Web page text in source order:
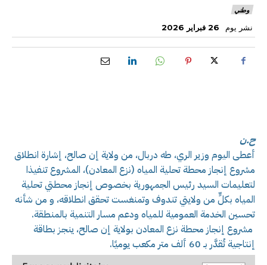
وطني
نشر يوم 26 فبراير 2026
ح.ن
أعطى اليوم وزير الري، طه دربال، من ولاية إن صالح، إشارة انطلاق
مشروع إنجاز محطة تحلية المياه (نزع المعادن)، المشروع تنفيذا
لتعليمات السيد رئيس الجمهورية بخصوص إنجاز محطتي تحلية
المياه بكلٍّ من ولايتي تندوف وتمنغست تحقق انطلاقه، و من شأنه
تحسين الخدمة العمومية للمياه ودعم مسار التنمية بالمنطقة.
مشروع إنجاز محطة نزع المعادن بولاية إن صالح، ينجز بطاقة
إنتاجية تُقدَّر بـ 60 ألف متر مكعب يوميًا.